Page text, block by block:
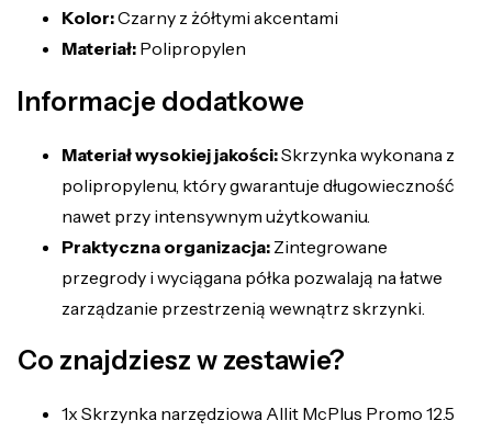
Kolor:Czarny z żółtymi akcentami
Materiał: Polipropylen
Informacje dodatkowe
Materiał wysokiej jakości:Skrzynka wykonana z
polipropylenu, który gwarantuje długowieczność
nawet przy intensywnym użytkowaniu.
Praktyczna organizacja: Zintegrowane
przegrody i wyciągana półka pozwalają na łatwe
zarządzanie przestrzenią wewnątrz skrzynki.
Co znajdziesz w zestawie?
1x Skrzynka narzędziowa Allit McPlus Promo 12.5